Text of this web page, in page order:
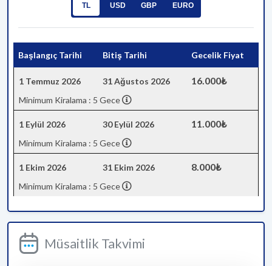
TL USD GBP EURO
Başlangıç Tarihi Bitiş Tarihi Gecelik Fiyat
1 Temmuz 2026 31 Ağustos 2026 16.000₺
Minimum Kiralama : 5 Gece
1 Eylül 2026 30 Eylül 2026 11.000₺
Minimum Kiralama : 5 Gece
1 Ekim 2026 31 Ekim 2026 8.000₺
Minimum Kiralama : 5 Gece
Müsaitlik Takvimi